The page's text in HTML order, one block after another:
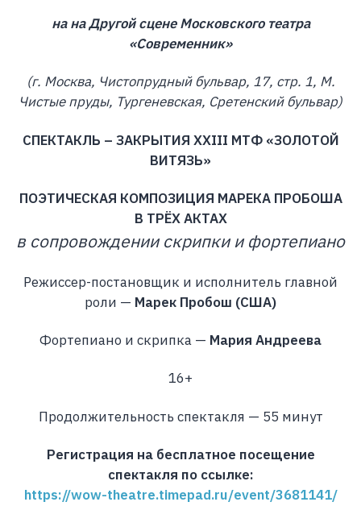
на на Другой сцене Московского театра
«Современник»
(г. Москва, Чистопрудный бульвар, 17, стр. 1, М.
Чистые пруды, Тургеневская, Сретенский бульвар)
СПЕКТАКЛЬ – ЗАКРЫТИЯ XXIII МТФ «ЗОЛОТОЙ
ВИТЯЗЬ»
ПОЭТИЧЕСКАЯ КОМПОЗИЦИЯ МАРЕКА ПРОБОША
В ТРЁХ АКТАХ
в сопровождении скрипки и фортепиано
Режиссер-постановщик и исполнитель главной
роли — Марек Пробош (США)
Фортепиано и скрипка — Мария Андреева
16+
Продолжительность спектакля — 55 минут
Регистрация на бесплатное посещение
спектакля по ссылке:
https://wow-theatre.timepad.ru/event/3681141/